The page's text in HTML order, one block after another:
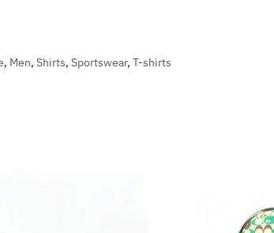
, Men, Shirts, Sportswear, T-shirts